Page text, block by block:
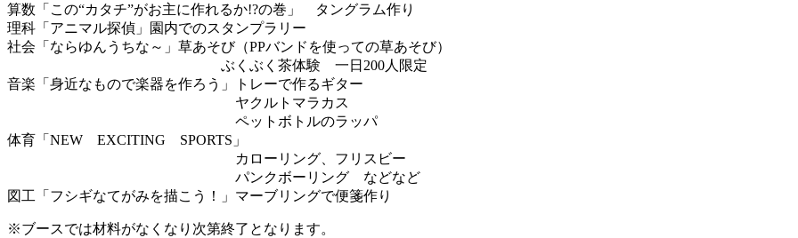
算数「この“カタチ”がお主に作れるか!?の巻」 タングラム作り
理科「アニマル探偵」園内でのスタンプラリー
社会「ならゆんうちな～」草あそび（PPバンドを使っての草あそび）
ぶくぶく茶体験 一日200人限定
音楽「身近なもので楽器を作ろう」トレーで作るギター
ヤクルトマラカス
ペットボトルのラッパ
体育「NEW EXCITING SPORTS」
カローリング、フリスビー
パンクボーリング などなど
図工「フシギなてがみを描こう！」マーブリングで便箋作り
※ブースでは材料がなくなり次第終了となります。